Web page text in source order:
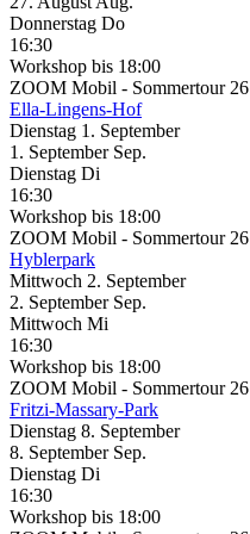
Donnerstag Do
16:30
Workshop bis 18:00
ZOOM Mobil - Sommertour 26
Ella-Lingens-Hof
Dienstag 1. September
1. September Sep.
Dienstag Di
16:30
Workshop bis 18:00
ZOOM Mobil - Sommertour 26
Hyblerpark
Mittwoch 2. September
2. September Sep.
Mittwoch Mi
16:30
Workshop bis 18:00
ZOOM Mobil - Sommertour 26
Fritzi-Massary-Park
Dienstag 8. September
8. September Sep.
Dienstag Di
16:30
Workshop bis 18:00